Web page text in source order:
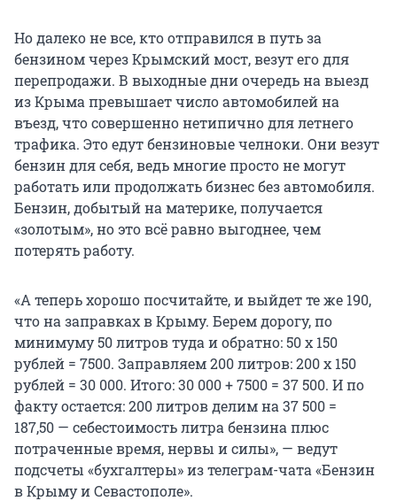
Но далеко не все, кто отправился в путь за
бензином через Крымский мост, везут его для
перепродажи. В выходные дни очередь на выезд
из Крыма превышает число автомобилей на
въезд, что совершенно нетипично для летнего
трафика. Это едут бензиновые челноки. Они везут
бензин для себя, ведь многие просто не могут
работать или продолжать бизнес без автомобиля.
Бензин, добытый на материке, получается
«золотым», но это всё равно выгоднее, чем
потерять работу.
«А теперь хорошо посчитайте, и выйдет те же 190,
что на заправках в Крыму. Берем дорогу, по
минимуму 50 литров туда и обратно: 50 х 150
рублей = 7500. Заправляем 200 литров: 200 х 150
рублей = 30 000. Итого: 30 000 + 7500 = 37 500. И по
факту остается: 200 литров делим на 37 500 =
187,50 — себестоимость литра бензина плюс
потраченные время, нервы и силы», — ведут
подсчеты «бухгалтеры» из телеграм-чата «Бензин
в Крыму и Севастополе».